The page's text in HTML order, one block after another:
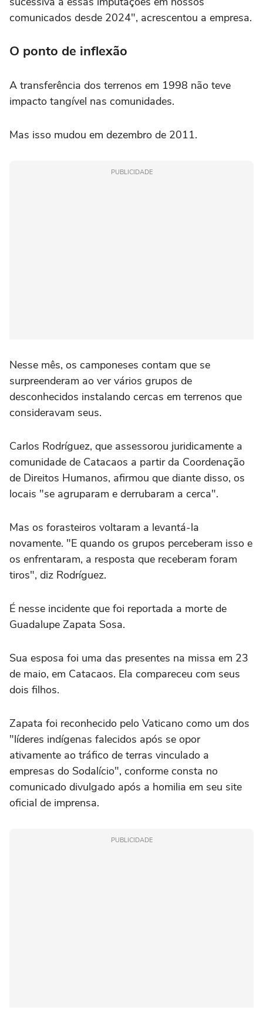
comunicados desde 2024", acrescentou a empresa.
O ponto de inflexão
A transferência dos terrenos em 1998 não teve
impacto tangível nas comunidades.
Mas isso mudou em dezembro de 2011.
PUBLICIDADE
Nesse mês, os camponeses contam que se
surpreenderam ao ver vários grupos de
desconhecidos instalando cercas em terrenos que
consideravam seus.
Carlos Rodríguez, que assessorou juridicamente a
comunidade de Catacaos a partir da Coordenação
de Direitos Humanos, afirmou que diante disso, os
locais "se agruparam e derrubaram a cerca".
Mas os forasteiros voltaram a levantá-la
novamente. "E quando os grupos perceberam isso e
os enfrentaram, a resposta que receberam foram
tiros", diz Rodríguez.
É nesse incidente que foi reportada a morte de
Guadalupe Zapata Sosa.
Sua esposa foi uma das presentes na missa em 23
de maio, em Catacaos. Ela compareceu com seus
dois filhos.
Zapata foi reconhecido pelo Vaticano como um dos
"líderes indígenas falecidos após se opor
ativamente ao tráfico de terras vinculado a
empresas do Sodalício", conforme consta no
comunicado divulgado após a homilia em seu site
oficial de imprensa.
PUBLICIDADE